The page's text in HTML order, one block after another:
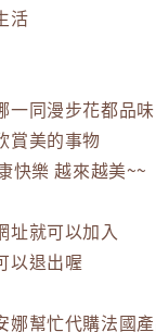
活
一同漫步花都品
賞美的事物
快樂 越來越美~~
址就可以加入
以退出喔
娜幫忙代購法國